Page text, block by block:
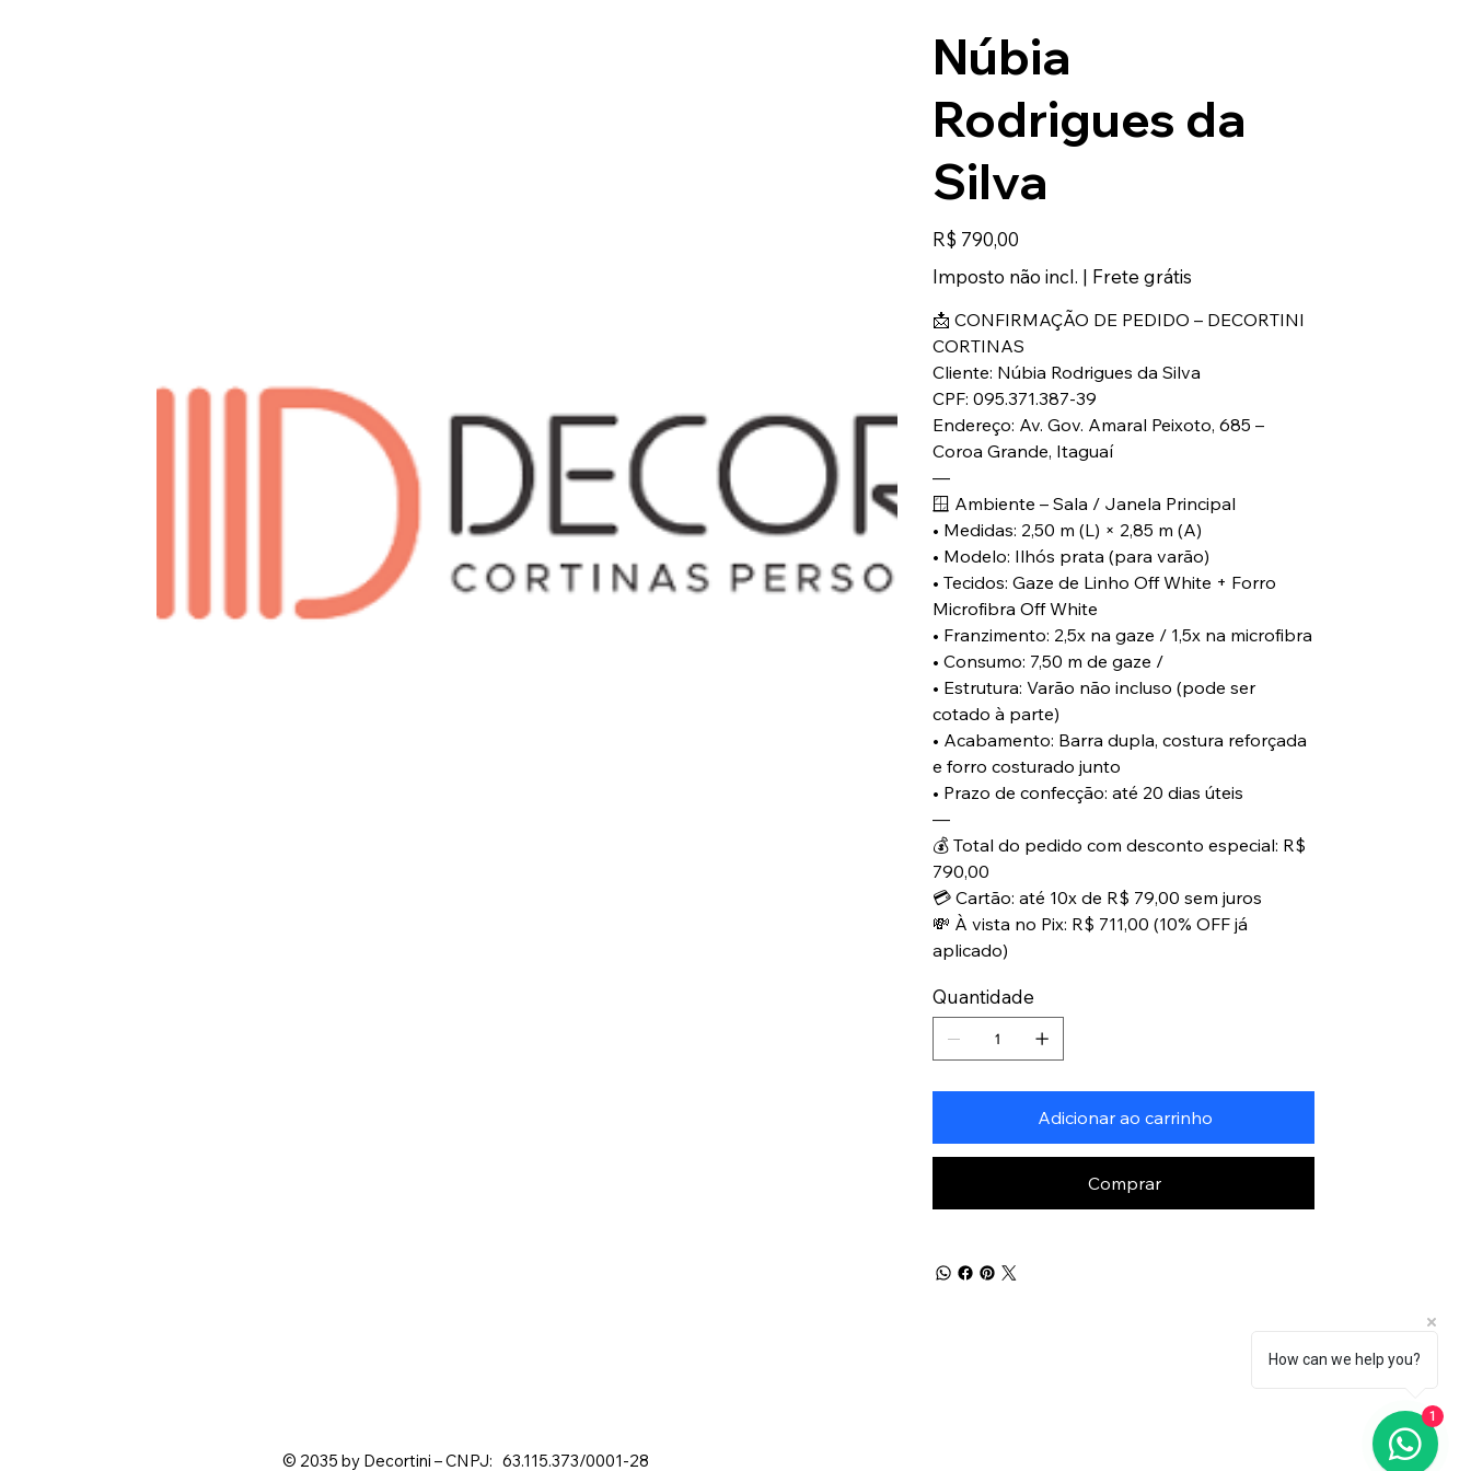
Núbia
Rodrigues da
Silva
Preço
R$ 790,00
Imposto não incl. | Frete grátis
📩 CONFIRMAÇÃO DE PEDIDO – DECORTINI
CORTINAS
Cliente: Núbia Rodrigues da Silva
CPF: 095.371.387-39
Endereço: Av. Gov. Amaral Peixoto, 685 –
Coroa Grande, Itaguaí
—
🪟 Ambiente – Sala / Janela Principal
• Medidas: 2,50 m (L) × 2,85 m (A)
• Modelo: Ilhós prata (para varão)
• Tecidos: Gaze de Linho Off White + Forro
Microfibra Off White
• Franzimento: 2,5x na gaze / 1,5x na microfibra
• Consumo: 7,50 m de gaze /
• Estrutura: Varão não incluso (pode ser
cotado à parte)
• Acabamento: Barra dupla, costura reforçada
e forro costurado junto
• Prazo de confecção: até 20 dias úteis
—
💰 Total do pedido com desconto especial: R$
790,00
💳 Cartão: até 10x de R$ 79,00 sem juros
💸 À vista no Pix: R$ 711,00 (10% OFF já
aplicado)
Quantidade
Adicionar ao carrinho
Comprar
© 2035 by Decortini – CNPJ: 63.115.373/0001-28
How can we help you?
1